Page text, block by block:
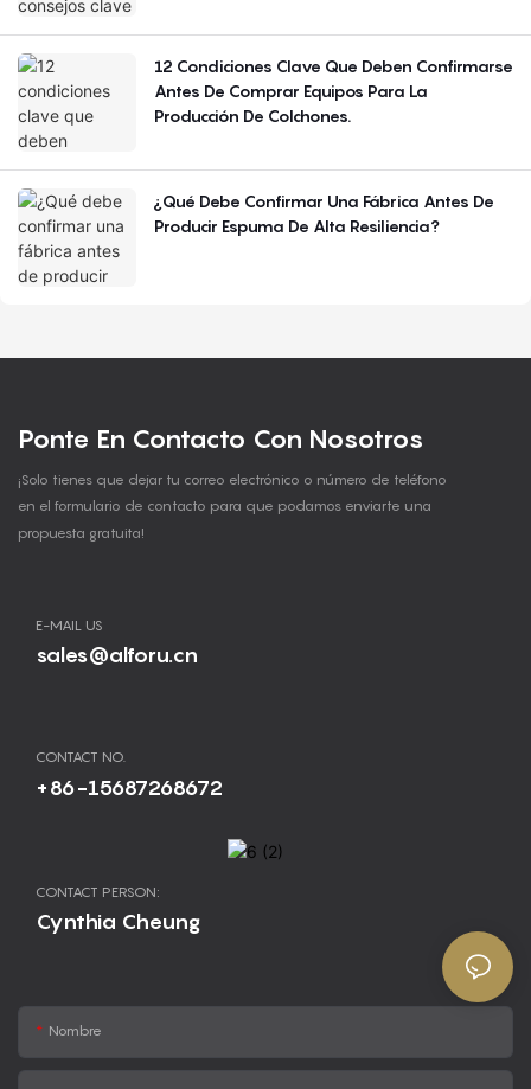
12 Condiciones Clave Que Deben Confirmarse
Antes De Comprar Equipos Para La
Producción De Colchones.
¿Qué Debe Confirmar Una Fábrica Antes De
Producir Espuma De Alta Resiliencia?
Ponte En Contacto Con Nosotros
¡Solo tienes que dejar tu correo electrónico o número de teléfono
en el formulario de contacto para que podamos enviarte una
propuesta gratuita!
E-MAIL US
sales@alforu.cn
CONTACT NO.
+86-15687268672
CONTACT PERSON:
Cynthia Cheung
Nombre